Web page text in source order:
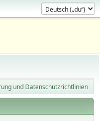
und Datenschutzrichtlinien